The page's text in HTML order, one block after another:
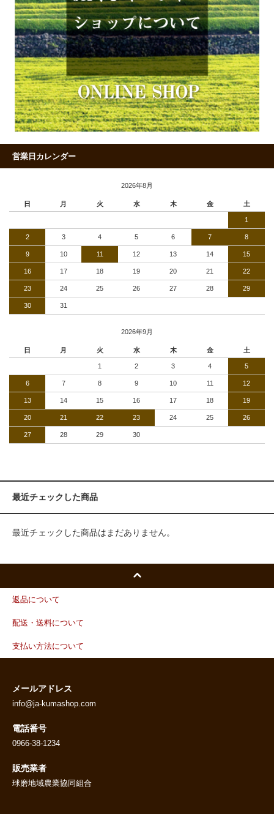
営業日カレンダー
2026年8月
日 月 火 水 木 金 土
1
2 3 4 5 6 7 8
9 10 11 12 13 14 15
16 17 18 19 20 21 22
23 24 25 26 27 28 29
30 31
2026年9月
日 月 火 水 木 金 土
1 2 3 4 5
6 7 8 9 10 11 12
13 14 15 16 17 18 19
20 21 22 23 24 25 26
27 28 29 30
最近チェックした商品
最近チェックした商品はまだありません。
返品について
配送・送料について
支払い方法について
メールアドレス
info@ja-kumashop.com
電話番号
0966-38-1234
販売業者
球磨地域農業協同組合